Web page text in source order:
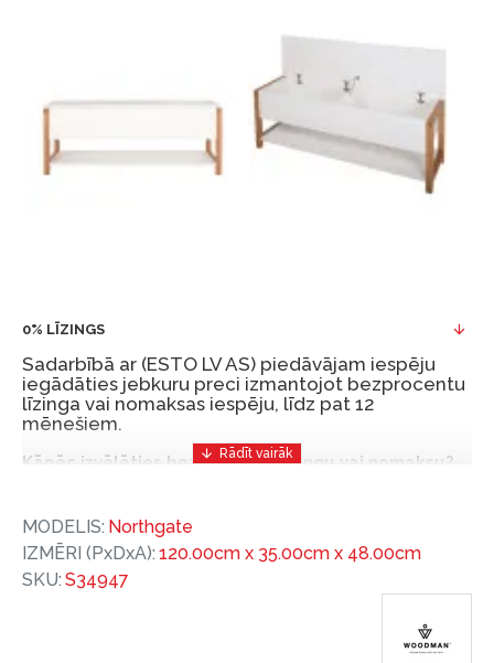
0% LĪZINGS
Sadarbībā ar (ESTO LV AS) piedāvājam iespēju
iegādāties jebkuru preci izmantojot bezprocentu
līzinga vai nomaksas iespēju, līdz pat 12
mēnešiem.
Kāpēc izvēlēties bezprocentu līzingu vai nomaksu?
un izdevīgs finansēšanas risinājums, lai iegādātos
vajadzīgās preces tulīt, bet par tām norēķinoties
vēlāk.
Ar ESTO iegūstiet bezprocentu līzinga vai nomaksas
priekšrocības bez pirmās iemaksas un ar nomaksas
MODELIS: Northgate
IZMĒRI (PxDxA): 120.00cm x 35.00cm x 48.00cm
SKU: S34947